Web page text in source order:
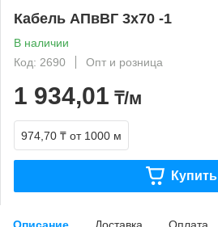
Кабель АПвВГ 3х70 -1
В наличии
Код: 2690
Опт и розница
1 934,01 ₸/м
974,70 ₸ от 1000 м
Купить
Описание Доставка Оплата